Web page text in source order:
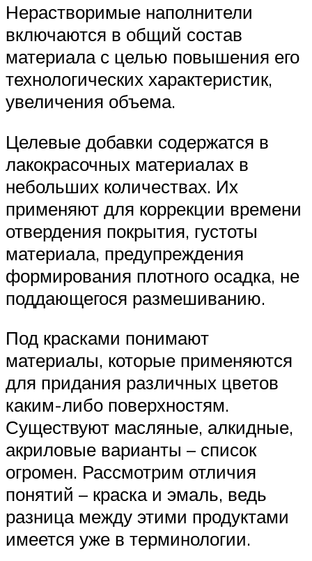
Нерастворимые наполнители
включаются в общий состав
материала с целью повышения его
технологических характеристик,
увеличения объема.
Целевые добавки содержатся в
лакокрасочных материалах в
небольших количествах. Их
применяют для коррекции времени
отвердения покрытия, густоты
материала, предупреждения
формирования плотного осадка, не
поддающегося размешиванию.
Под красками понимают
материалы, которые применяются
для придания различных цветов
каким-либо поверхностям.
Существуют масляные, алкидные,
акриловые варианты – список
огромен. Рассмотрим отличия
понятий – краска и эмаль, ведь
разница между этими продуктами
имеется уже в терминологии.